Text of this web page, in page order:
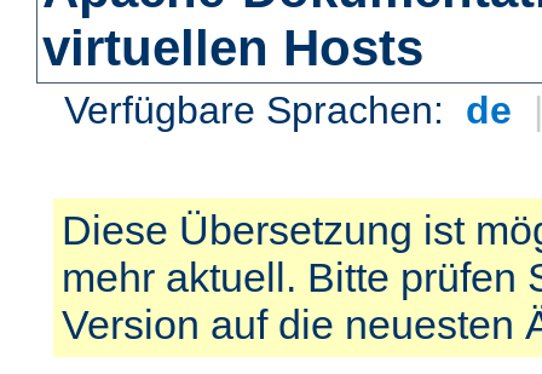
virtuellen Hosts
Verfügbare Sprachen: de
Diese Übersetzung ist
mehr aktuell. Bitte prüfen
Version auf die neuesten